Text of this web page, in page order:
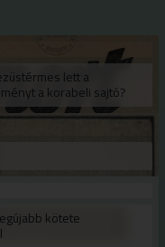
lett a
a korabeli sajtó?
kötete